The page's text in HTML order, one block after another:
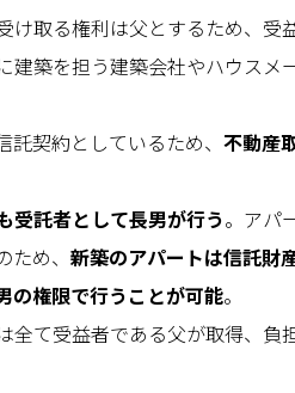
取る権利は父とするため、受
築を担う建築会社やハウスメ
託契約としているため、不動産
受託者として長男が行う。アパ
ため、新築のアパートは信託財
の権限で行うことが可能。
て受益者である父が取得、負